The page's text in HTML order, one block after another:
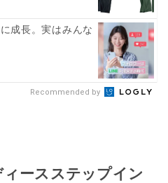
成長。実はみんな
Recommended by
ースステップイン